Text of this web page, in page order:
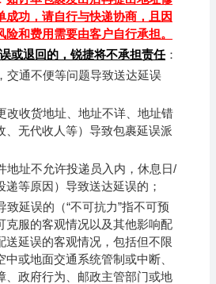
成功，请自行与快递协商，且因
和费用需要由客户自行承担。
或退回的，锐捷将不承担责任：
交通不便等问题导致送达延误
改收货地址、地址不详、地址错
、无代收人等）导致包裹延误派
地址不允许投递员入内，休息日/
等原因）导致送达延误的；
致延误的（“不可抗力”指不可预
克服的客观情况以及其他影响配
送延误的客观情况，包括但不限
或地面交通系统管制或中断、
、政府行为、邮政主管部门或地